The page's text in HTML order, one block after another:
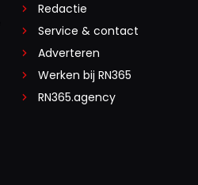
Redactie
Service & contact
Adverteren
Werken bij RN365
RN365.agency